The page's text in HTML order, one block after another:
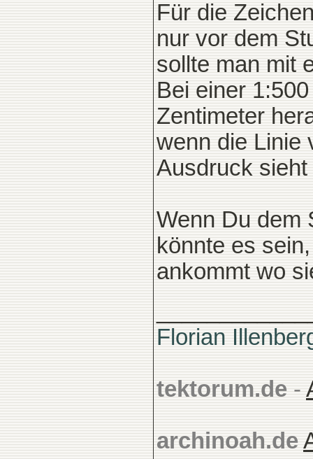
Für die
nur vor dem
sollte man mit
Bei einer
Zentimeter
wenn die Linie
Ausdruck
Wenn Du dem
könnte es
ankommt wo
Florian
tektorum.de -
archinoah.de